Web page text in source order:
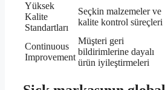
Yüksek
Kalite
Standartları
Seçkin malzemeler ve
kalite kontrol süreçleri
Continuous
Improvement
Müşteri geri
bildirimlerine dayalı
ürün iyileştirmeleri